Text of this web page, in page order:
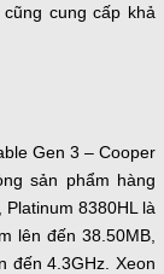
cung cấp khả
Gen 3 – Cooper
sản phẩm hàng
8380HL là
lên đến 38.50MB,
đến 4.3GHz. Xeon